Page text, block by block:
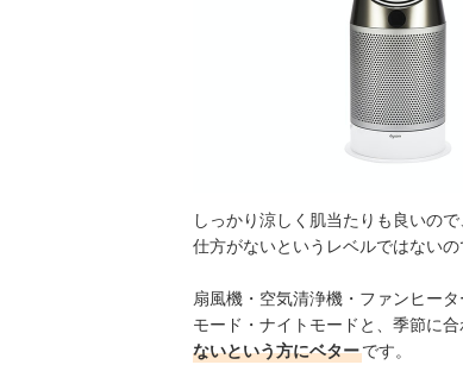
しっかり涼しく肌当たりも良いの
仕方がないというレベルではないの
扇風機・空気清浄機・ファンヒー
モード・ナイトモードと、季節に合
ないという方にベターです。